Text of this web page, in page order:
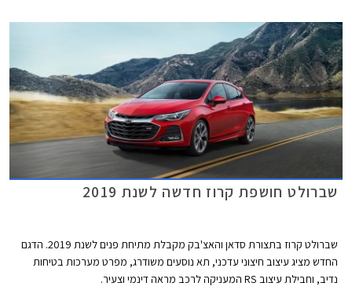
שברולט חושפת קרוז חדשה לשנת 2019
שברולט קרוז בתצורת סדאן והאצ'בק מקבלת מתיחת פנים לשנת 2019. הדגם
החדש מציג עיצוב חיצוני עדכני, תא נוסעים משודרג, מפרט מערכות בטיחות
נדיב, וחבילת עיצוב RS המעניקה לרכב מראה דינמי וצעיר.